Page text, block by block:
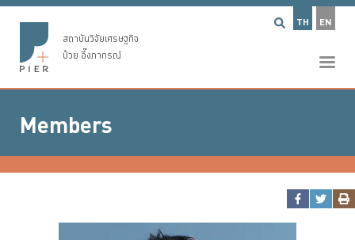
TH EN
สถาบันวิจัยเศรษฐกิจ
ป๋วย อึ๊งภากรณ์
Members